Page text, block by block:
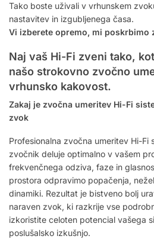
Tako boste uživali v vrhunskem
nastavitev in izgubljenega časa.
Vi izberete opremo, mi poskrbimo
Naj vaš Hi-Fi zveni tako,
našo strokovno zvočno
vrhunsko kakovost.
Zakaj je zvočna umeritev Hi-Fi
zvok
Profesionalna zvočna umeritev Hi-Fi
zvočnik deluje optimalno v vašem
frekvenčnega odziva, faze in
prostora odpravimo popačenja,
dinamiki. Rezultat je bistveno bolj
naraven zvok, ki razkrije vse
izkoristite celoten potencial vašega
poslušalsko izkušnjo.